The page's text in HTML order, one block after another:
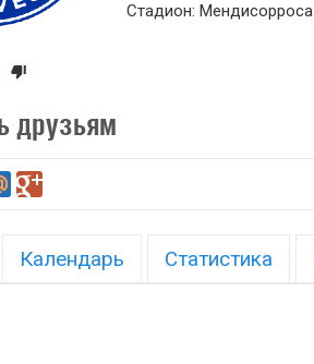
Стадион: Мендисорроса
друзьям
Календарь Статистика